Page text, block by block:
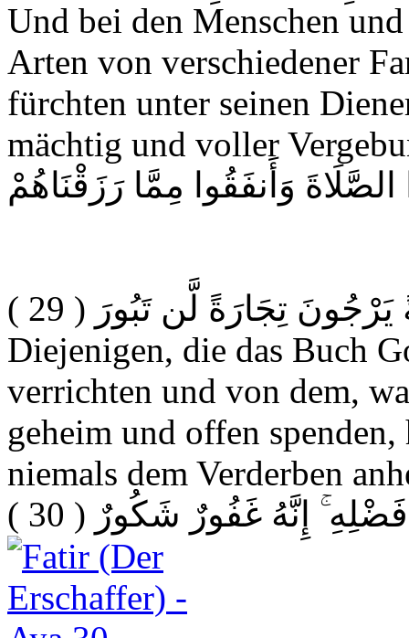
Und bei den Menschen
Arten von verschiedener
fürchten unter seinen
mächtig und voller
وَأَنفَقُوا مِمَّا رَزَقْنَاهُمْ
يَرْجُونَ تِجَارَةً لَّن تَبُورَ ( 29 )
Diejenigen, die das Buch
verrichten und von dem,
geheim und offen
niemals dem Verderben
إِنَّهُ غَفُورٌ شَكُورٌ ( 30 )